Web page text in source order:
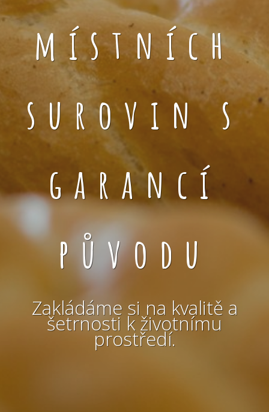
místních
surovin s
garancí
původu
Zakládáme si na kvalitě a
šetrnosti k životnímu
prostředí.